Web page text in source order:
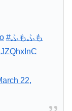
#ふもふも
22,